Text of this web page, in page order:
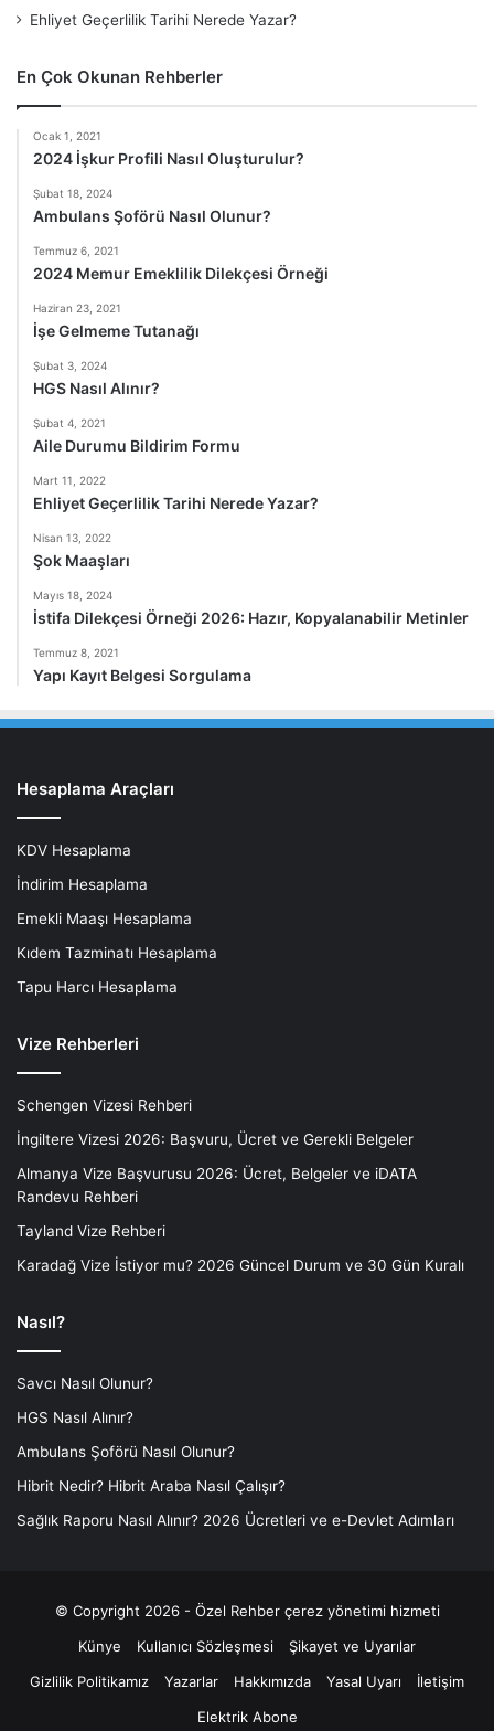
Ehliyet Geçerlilik Tarihi Nerede Yazar?
En Çok Okunan Rehberler
Ocak 1, 2021
2024 İşkur Profili Nasıl Oluşturulur?
Şubat 18, 2024
Ambulans Şoförü Nasıl Olunur?
Temmuz 6, 2021
2024 Memur Emeklilik Dilekçesi Örneği
Haziran 23, 2021
İşe Gelmeme Tutanağı
Şubat 3, 2024
HGS Nasıl Alınır?
Şubat 4, 2021
Aile Durumu Bildirim Formu
Mart 11, 2022
Ehliyet Geçerlilik Tarihi Nerede Yazar?
Nisan 13, 2022
Şok Maaşları
Mayıs 18, 2024
İstifa Dilekçesi Örneği 2026: Hazır, Kopyalanabilir Metinler
Temmuz 8, 2021
Yapı Kayıt Belgesi Sorgulama
Hesaplama Araçları
KDV Hesaplama
İndirim Hesaplama
Emekli Maaşı Hesaplama
Kıdem Tazminatı Hesaplama
Tapu Harcı Hesaplama
Vize Rehberleri
Schengen Vizesi Rehberi
İngiltere Vizesi 2026: Başvuru, Ücret ve Gerekli Belgeler
Almanya Vize Başvurusu 2026: Ücret, Belgeler ve iDATA
Randevu Rehberi
Tayland Vize Rehberi
Karadağ Vize İstiyor mu? 2026 Güncel Durum ve 30 Gün Kuralı
Nasıl?
Savcı Nasıl Olunur?
HGS Nasıl Alınır?
Ambulans Şoförü Nasıl Olunur?
Hibrit Nedir? Hibrit Araba Nasıl Çalışır?
Sağlık Raporu Nasıl Alınır? 2026 Ücretleri ve e-Devlet Adımları
© Copyright 2026 - Özel Rehber çerez yönetimi hizmeti
Künye
Kullanıcı Sözleşmesi
Şikayet ve Uyarılar
Gizlilik Politikamız
Yazarlar Hakkımızda Yasal Uyarı
İletişim
Elektrik Abone